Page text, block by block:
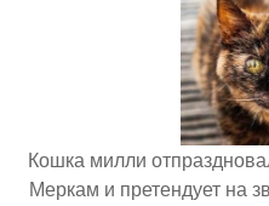
Кошка милли
Меркам и претендует на